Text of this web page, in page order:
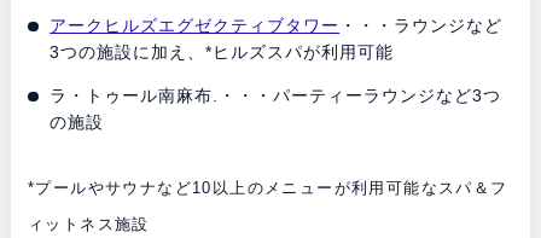
アークヒルズエグゼクティブタワー ・・・ラウンジなど
3つの施設に加え、*ヒルズスパが利用可能
ラ・トゥール南麻布.・・・パーティーラウンジなど3つ
の施設
*プールやサウナなど10以上のメニューが利用可能なスパ＆フ
ィットネス施設